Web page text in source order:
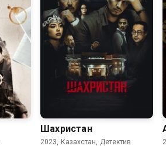
Шахристан
2023, Казахстан, Детектив